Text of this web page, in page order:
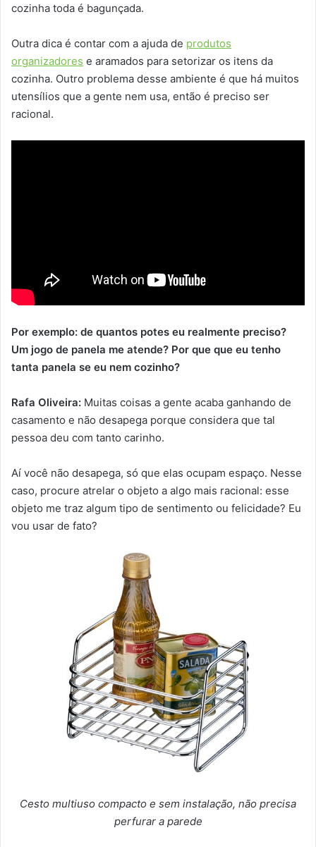
cozinha toda é bagunçada.
Outra dica é contar com a ajuda de produtos
organizadores e aramados para setorizar os itens da
cozinha. Outro problema desse ambiente é que há muitos
utensílios que a gente nem usa, então é preciso ser
racional.
Por exemplo: de quantos potes eu realmente preciso?
Um jogo de panela me atende? Por que que eu tenho
tanta panela se eu nem cozinho?
Rafa Oliveira: Muitas coisas a gente acaba ganhando de
casamento e não desapega porque considera que tal
pessoa deu com tanto carinho.
Aí você não desapega, só que elas ocupam espaço. Nesse
caso, procure atrelar o objeto a algo mais racional: esse
objeto me traz algum tipo de sentimento ou felicidade? Eu
vou usar de fato?
Cesto multiuso compacto e sem instalação, não precisa
perfurar a parede